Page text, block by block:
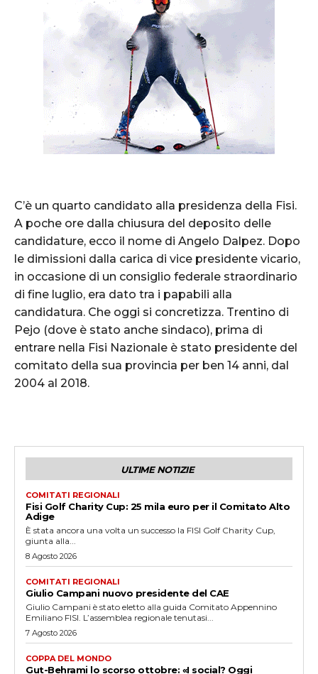
C’è un quarto candidato alla presidenza della Fisi.
A poche ore dalla chiusura del deposito delle
candidature, ecco il nome di Angelo Dalpez. Dopo
le dimissioni dalla carica di vice presidente vicario,
in occasione di un consiglio federale straordinario
di fine luglio, era dato tra i papabili alla
candidatura. Che oggi si concretizza. Trentino di
Pejo (dove è stato anche sindaco), prima di
entrare nella Fisi Nazionale è stato presidente del
comitato della sua provincia per ben 14 anni, dal
2004 al 2018.
ULTIME NOTIZIE
COMITATI REGIONALI
Fisi Golf Charity Cup: 25 mila euro per il Comitato Alto
Adige
È stata ancora una volta un successo la FISI Golf Charity Cup,
giunta alla...
8 Agosto 2026
COMITATI REGIONALI
Giulio Campani nuovo presidente del CAE
Giulio Campani è stato eletto alla guida Comitato Appennino
Emiliano FISI. L’assemblea regionale tenutasi...
7 Agosto 2026
COPPA DEL MONDO
Gut-Behrami lo scorso ottobre: «I social? Oggi